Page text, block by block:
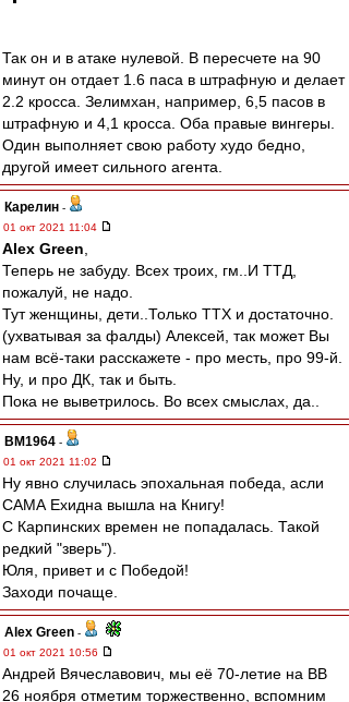
Так он и в атаке нулевой. В пересчете на 90
минут он отдает 1.6 паса в штрафную и делает
2.2 кросса. Зелимхан, например, 6,5 пасов в
штрафную и 4,1 кросса. Оба правые вингеры.
Один выполняет свою работу худо бедно,
другой имеет сильного агента.
Карелин -
01 окт 2021 11:04
Alex Green
Теперь не забуду. Всех троих, гм..И ТТД,
пожалуй, не надо.
Тут женщины, дети..Только ТТХ и достаточно.
(ухватывая за фалды) Алексей, так может Вы
нам всё-таки расскажете - про месть, про 99-й.
Ну, и про ДК, так и быть.
Пока не выветрилось. Во всех смыслах, да..
BM1964 -
01 окт 2021 11:02
Ну явно случилась эпохальная победа, асли
САМА Ехидна вышла на Книгу!
С Карпинских времен не попадалась. Такой
редкий "зверь").
Юля, привет и с Победой!
Заходи почаще.
Alex Green -
01 окт 2021 10:56
Андрей Вячеславович, мы её 70-летие на ВВ
26 ноября отметим торжественно, вспомним